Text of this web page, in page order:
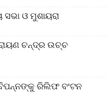
ଓ ମୁଶାୟରା
ଚନ୍ଦ୍ର ଉଚ୍ଚ
ରିଲିଫ ବଂଟନ